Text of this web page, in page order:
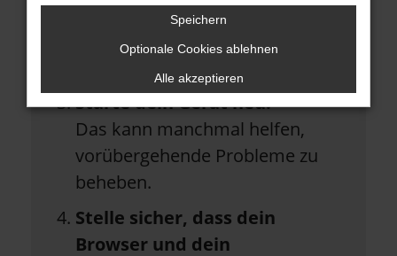
verhindern. Funktioniert die Seite
in einem anderen Browser oder
Starte dein Gerät neu.
Das kann manchmal helfen,
vorübergehende Probleme zu
beheben.
Stelle sicher, dass dein
Browser und dein
Speichern
Optionale Cookies ablehnen
Alle akzeptieren